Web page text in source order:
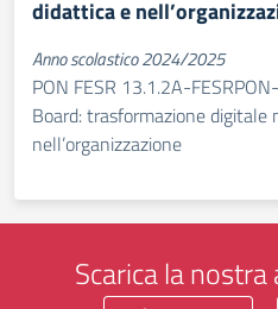
didattica e
Anno scolastico 2024/2025
PON FESR 13.1.2A-
Board: trasformazione digitale
nell’organizzazione
Scarica la